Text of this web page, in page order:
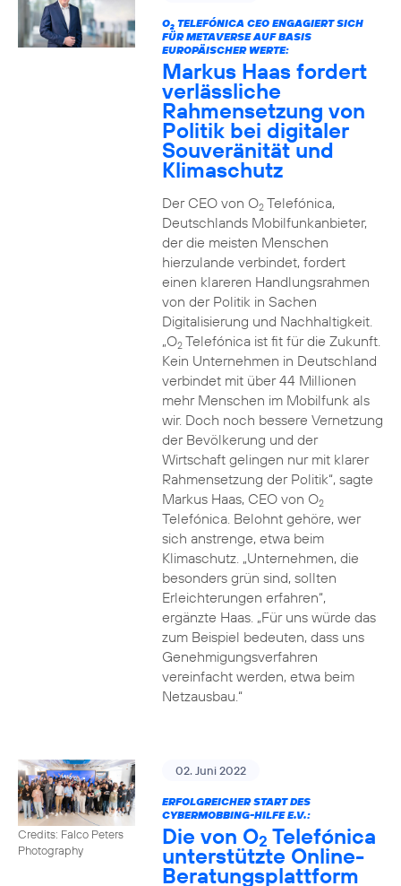
O2TELEFÓNICA CEO ENGAGIERT SICH
FÜR METAVERSE AUF BASIS
EUROPÄISCHER WERTE:
Markus Haas fordert
verlässliche
Rahmensetzung von
Politik bei digitaler
Souveränität und
Klimaschutz
Der CEO von O2Telefónica,
Deutschlands Mobilfunkanbieter,
der die meisten Menschen
hierzulande verbindet, fordert
einen klareren Handlungsrahmen
von der Politik in Sachen
Digitalisierung und Nachhaltigkeit.
„O2Telefónica ist fit für die Zukunft.
Kein Unternehmen in Deutschland
verbindet mit über 44 Millionen
mehr Menschen im Mobilfunk als
wir. Doch noch bessere Vernetzung
der Bevölkerung und der
Wirtschaft gelingen nur mit klarer
Rahmensetzung der Politik“, sagte
Markus Haas, CEO von O2
Telefónica. Belohnt gehöre, wer
sich anstrenge, etwa beim
Klimaschutz. „Unternehmen, die
besonders grün sind, sollten
Erleichterungen erfahren“,
ergänzte Haas. „Für uns würde das
zum Beispiel bedeuten, dass uns
Genehmigungsverfahren
vereinfacht werden, etwa beim
Netzausbau.“
Credits: Falco Peters
Photography
02. Juni 2022
ERFOLGREICHER START DES
CYBERMOBBING-HILFE E.V.:
Die von O2 Telefónica
unterstützte Online-
Beratungsplattform